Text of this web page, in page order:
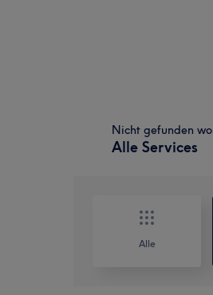
Nicht gefunden
Alle Services
Alle